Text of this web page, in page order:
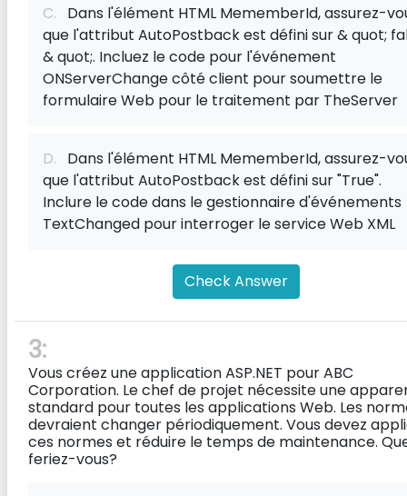
C. Dans l'élément HTML MememberId, assurez-
que l'attribut AutoPostback est défini sur & quot;
& quot;. Incluez le code pour l'événement
ONServerChange côté client pour soumettre le
formulaire Web pour le traitement par TheServer
D. Dans l'élément HTML MememberId, assurez-
que l'attribut AutoPostback est défini sur "True".
Inclure le code dans le gestionnaire d'événements
TextChanged pour interroger le service Web XML
Check Answer
3:
Vous créez une application ASP.NET pour ABC
Corporation. Le chef de projet nécessite une
standard pour toutes les applications Web. Les
devraient changer périodiquement. Vous devez
ces normes et réduire le temps de maintenance.
feriez-vous?